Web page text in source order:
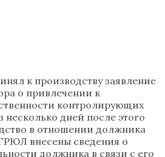
к производству заявление
о привлечении к
контролирующих
дней после этого
в отношении должника
внесены сведения о
должника в связи с его